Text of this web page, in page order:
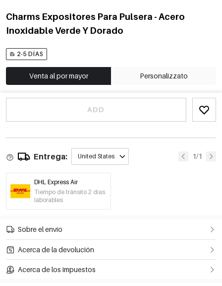
Charms Expositores Para Pulsera - Acero
Inoxidable Verde Y Dorado
2-5 DÍAS
Venta al por mayor Personalizzato
ADD
Entrega: United States 1/1
DHL Express Air
Tiempo de tránsito 2 días
laborables
Sobre el envío
Acerca de la devolución
Acerca de los impuestos